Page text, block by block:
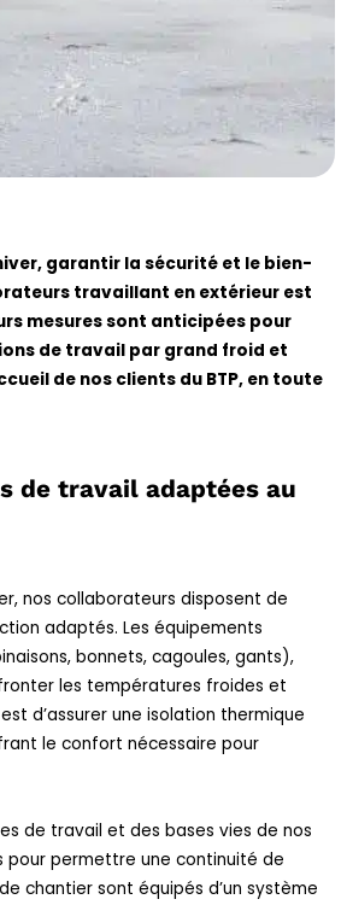
garantir la sécurité et le bien-
travaillant en extérieur est
mesures sont anticipées pour
de travail par grand froid et
de nos clients du BTP, en toute
de travail adaptées au
, nos collaborateurs disposent de
adaptés. Les équipements
bonnets, cagoules, gants),
les températures froides et
d’assurer une isolation thermique
le confort nécessaire pour
de travail et des bases vies de nos
pour permettre une continuité de
chantier sont équipés d’un système